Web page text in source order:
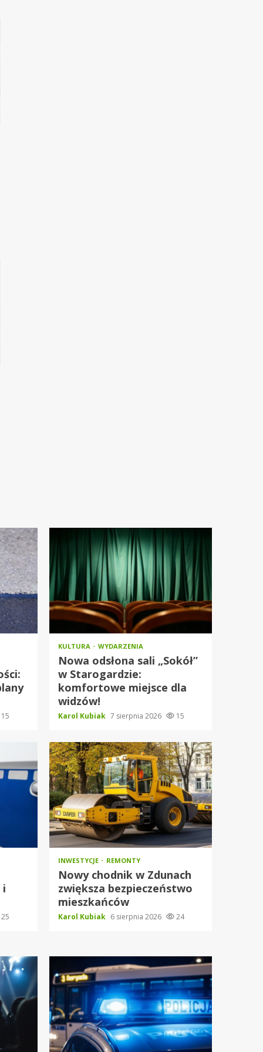
15
KULTURA WYDARZENIA
Nowa odsłona sali „Sokół”
w Starogardzie:
komfortowe miejsce dla
widzów!
Karol Kubiak 7 sierpnia 2026 15
i
25
INWESTYCJE REMONTY
Nowy chodnik w Zdunach
zwiększa bezpieczeństwo
mieszkańców
Karol Kubiak 6 sierpnia 2026 24